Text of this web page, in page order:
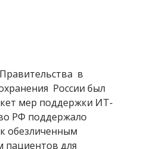
в
России был
мер поддержки ИТ-
РФ поддержало
обезличенным
пациентов для